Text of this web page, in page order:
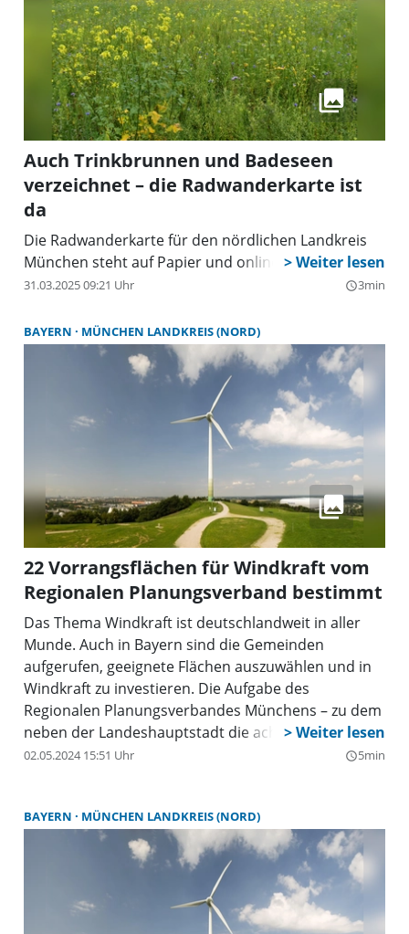
Auch Trinkbrunnen und Badeseen
verzeichnet – die Radwanderkarte ist
da
Die Radwanderkarte für den nördlichen Landkreis
München steht auf Papier und online zur Verfügung.
31.03.2025 09:21 Uhr query_builder3min
BAYERN MÜNCHEN LANDKREIS (NORD)
22 Vorrangsflächen für Windkraft vom
Regionalen Planungsverband bestimmt
Das Thema Windkraft ist deutschlandweit in aller
Munde. Auch in Bayern sind die Gemeinden
aufgerufen, geeignete Flächen auszuwählen und in
Windkraft zu investieren. Die Aufgabe des
Regionalen Planungsverbandes Münchens – zu dem
neben der Landeshauptstadt die acht umliegenden
Landkreise sowie die 185 kreisangehörigen
auszuweisen. Eine schwierige Aufgabe, gilt es doch
viele Parameter bei den Planungen zu
berücksichtigen. So hat sich ein Team aus
Spezialisten aufgemacht und nach akribischer
Abwägung aller Punkte einen Plan für dieses Gebiet
entwickelt, der am Ende 22 sogenannte
02.05.2024 15:51 Uhr query_builder5min
BAYERN MÜNCHEN LANDKREIS (NORD)